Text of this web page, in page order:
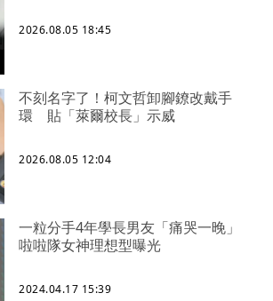
2026.08.05 18:45
不刻名字了！柯文哲卸腳鐐改戴手
環 貼「萊爾校長」示威
2026.08.05 12:04
一粒分手4年學長男友「痛哭一晚」
啦啦隊女神理想型曝光
2024.04.17 15:39